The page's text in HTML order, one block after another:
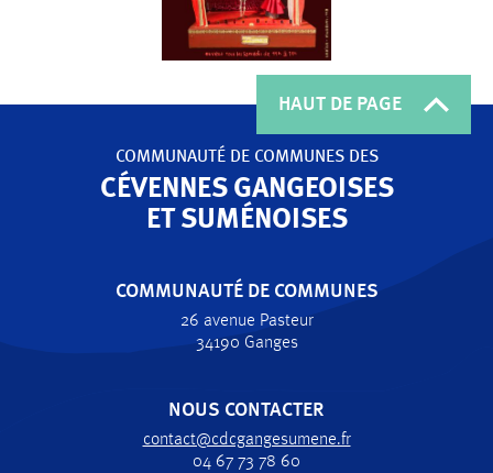
HAUT DE PAGE
COMMUNAUTÉ DE COMMUNESDES
CÉVENNES GANGEOISES
ET SUMÉNOISES
COMMUNAUTÉ DE COMMUNES
26 avenue Pasteur
34190 Ganges
NOUS CONTACTER
contact@cdcgangesumene.fr
04 67 73 78 60